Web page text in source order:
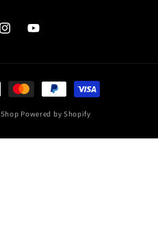
InstagramYouTube
Powered by Shopify